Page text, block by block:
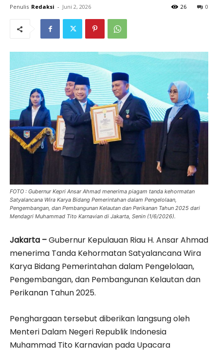
Penulis Redaksi - Juni 2, 2026 0
26
FOTO : Gubernur Kepri Ansar Ahmad menerima piagam tanda kehormatan
Satyalancana Wira Karya Bidang Pemerintahan dalam Pengelolaan,
Pengembangan, dan Pembangunan Kelautan dan Perikanan Tahun 2025 dari
Mendagri Muhammad Tito Karnavian di Jakarta, Senin (1/6/2026).
Jakarta –Gubernur Kepulauan Riau H. Ansar Ahmad
menerima Tanda Kehormatan Satyalancana Wira
Karya Bidang Pemerintahan dalam Pengelolaan,
Pengembangan, dan Pembangunan Kelautan dan
Perikanan Tahun 2025.
Penghargaan tersebut diberikan langsung oleh
Menteri Dalam Negeri Republik Indonesia
Muhammad Tito Karnavian pada Upacara